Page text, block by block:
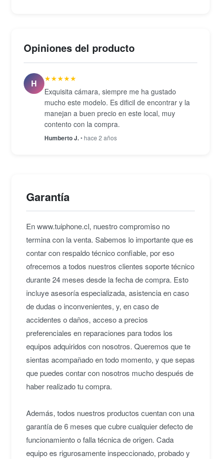
incluye flash pop-up integrado y zapata hot shoe
aproximadamente 299 g con batería y tarjeta, y
dimensiones de 108,2 × 67,1 × 35,1 mm, resulta
fácil de transportar como complemento visual en
cualquier salida.
Opiniones del producto
H
★★★★★
Exquisita cámara, siempre me ha gustado
mucho este modelo. Es dificil de encontrar y la
manejan a buen precio en este local, muy
contento con la compra.
Humberto J.• hace 2 años
Garantía
En www.tuiphone.cl, nuestro compromiso no
termina con la venta. Sabemos lo importante que es
contar con respaldo técnico confiable, por eso
ofrecemos a todos nuestros clientes soporte técnico
durante 24 meses desde la fecha de compra. Esto
incluye asesoría especializada, asistencia en caso
de dudas o inconvenientes, y, en caso de
accidentes o daños, acceso a precios
preferenciales en reparaciones para todos los
equipos adquiridos con nosotros. Queremos que te
sientas acompañado en todo momento, y que sepas
que puedes contar con nosotros mucho después de
haber realizado tu compra.
Además, todos nuestros productos cuentan con una
garantía de 6 meses que cubre cualquier defecto de
funcionamiento o falla técnica de origen. Cada
equipo es rigurosamente inspeccionado, probado y